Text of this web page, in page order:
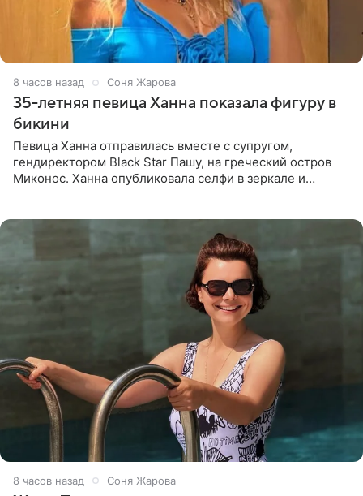
8 часов назад Соня Жарова
35-летняя певица Ханна показала фигуру в
бикини
Певица Ханна отправилась вместе с супругом,
гендиректором Black Star Пашу, на греческий остров
Миконос. Ханна опубликовала селфи в зеркале и
8 часов назад Соня Жарова